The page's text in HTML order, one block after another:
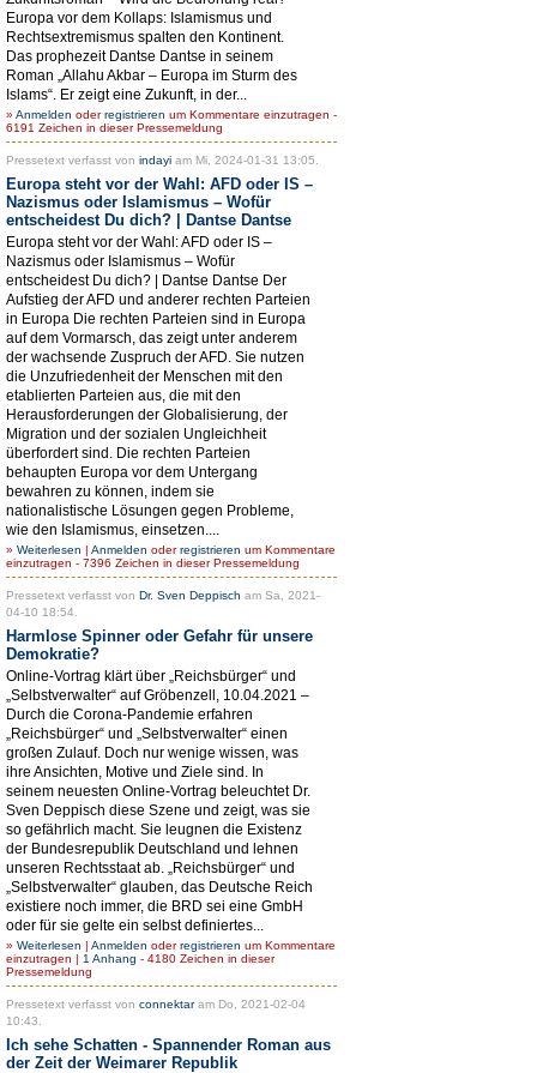
Europa vor dem Kollaps: Islamismus und
Rechtsextremismus spalten den Kontinent.
Das prophezeit Dantse Dantse in seinem
Roman „Allahu Akbar – Europa im Sturm des
Islams“. Er zeigt eine Zukunft, in der...
» Anmelden oderregistrieren um Kommentare einzutragen -
6191 Zeichen in dieser Pressemeldung
Pressetext verfasst von indayi am Mi, 2024-01-31 13:05.
Europa steht vor der Wahl: AFD oder IS –
Nazismus oder Islamismus – Wofür
entscheidest Du dich? | Dantse Dantse
Europa steht vor der Wahl: AFD oder IS –
Nazismus oder Islamismus – Wofür
entscheidest Du dich? | Dantse Dantse Der
Aufstieg der AFD und anderer rechten Parteien
in Europa Die rechten Parteien sind in Europa
auf dem Vormarsch, das zeigt unter anderem
der wachsende Zuspruch der AFD. Sie nutzen
die Unzufriedenheit der Menschen mit den
etablierten Parteien aus, die mit den
Herausforderungen der Globalisierung, der
Migration und der sozialen Ungleichheit
überfordert sind. Die rechten Parteien
behaupten Europa vor dem Untergang
bewahren zu können, indem sie
nationalistische Lösungen gegen Probleme,
wie den Islamismus, einsetzen....
» Weiterlesen | Anmelden oderregistrieren um Kommentare
einzutragen - 7396 Zeichen in dieser Pressemeldung
Pressetext verfasst von Dr. Sven Deppisch am Sa, 2021-
04-10 18:54.
Harmlose Spinner oder Gefahr für unsere
Demokratie?
Online-Vortrag klärt über „Reichsbürger“ und
„Selbstverwalter“ auf Gröbenzell, 10.04.2021 –
Durch die Corona-Pandemie erfahren
„Reichsbürger“ und „Selbstverwalter“ einen
großen Zulauf. Doch nur wenige wissen, was
ihre Ansichten, Motive und Ziele sind. In
seinem neuesten Online-Vortrag beleuchtet Dr.
Sven Deppisch diese Szene und zeigt, was sie
so gefährlich macht. Sie leugnen die Existenz
der Bundesrepublik Deutschland und lehnen
unseren Rechtsstaat ab. „Reichsbürger“ und
„Selbstverwalter“ glauben, das Deutsche Reich
existiere noch immer, die BRD sei eine GmbH
oder für sie gelte ein selbst definiertes...
» Weiterlesen | Anmelden oderregistrieren um Kommentare
einzutragen | 1 Anhang - 4180 Zeichen in dieser
Pressemeldung
Pressetext verfasst von connektaram Do, 2021-02-04
10:43.
Ich sehe Schatten - Spannender Roman aus
der Zeit der Weimarer Republik